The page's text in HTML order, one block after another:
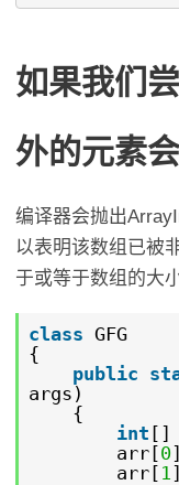
如果我们
外的元素
编译器会抛出
以表明该数组已被
于或等于数组的大小
class GFG
{
public
args)
{
int []
arr[0
arr[ 1